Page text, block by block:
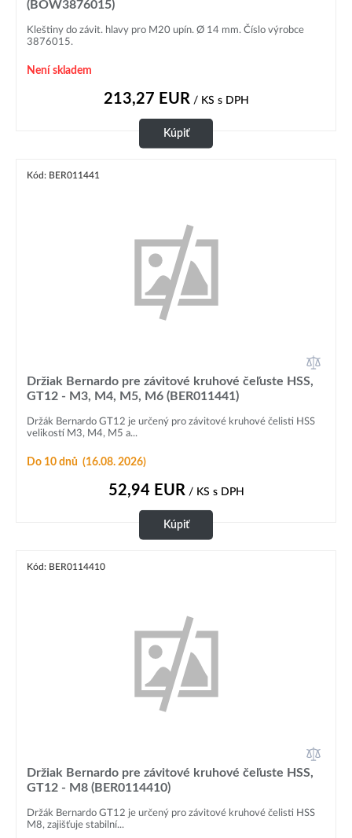
(BOW3876015)
Kleštiny do závit. hlavy pro M20 upín. Ø 14 mm. Číslo výrobce
3876015.
Není skladem
213,27 EUR/ KS s DPH
Kúpiť
Kód: BER011441
Držiak Bernardo pre závitové kruhové čeľuste HSS,
GT12 - M3, M4, M5, M6 (BER011441)
Držák Bernardo GT12 je určený pro závitové kruhové čelisti HSS
velikostí M3, M4, M5 a...
Do 10 dnů (16.08. 2026)
52,94EUR/ KS s DPH
Kúpiť
Kód: BER0114410
Držiak Bernardo pre závitové kruhové čeľuste HSS,
GT12 - M8 (BER0114410)
Držák Bernardo GT12 je určený pro závitové kruhové čelisti HSS
M8, zajišťuje stabilní...